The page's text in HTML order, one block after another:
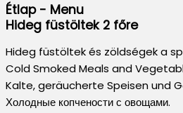
Étlap - Menu
Hideg füstöltek 2 főre
Hideg füstöltek és zöldségek a
Cold Smoked Meals and
Kalte, geräucherte Speisen und
Холодные копчености с овощами.